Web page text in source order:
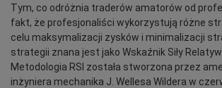
Tym, co odróżnia traderów amatorów od
fakt, że profesjonaliści wykorzystują różne
celu maksymalizacji zysków i minimalizacji
strategii znana jest jako Wskaźnik Siły
Metodologia RSI została stworzona przez
inżyniera mechanika J. Wellesa Wildera w